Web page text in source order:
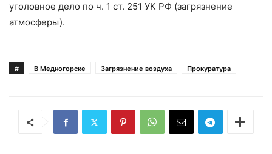
уголовное дело по ч. 1 ст. 251 УК РФ (загрязнение
атмосферы).
# В Медногорске Загрязнение воздуха Прокуратура